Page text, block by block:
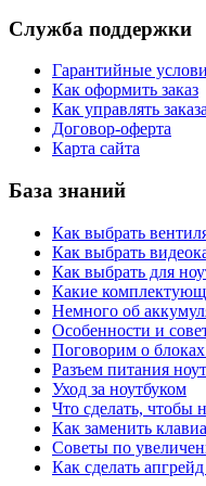
Служба поддержки
Гарантийные
Как оформить заказ
Как управлять
Договор-оферта
Карта сайта
База знаний
Как выбрать
Как выбрать
Как выбрать для
Какие
Немного об
Особенности и
Поговорим о
Разъем питания
Уход за ноутбуком
Что сделать, чтобы
Как заменить
Советы по
Как сделать